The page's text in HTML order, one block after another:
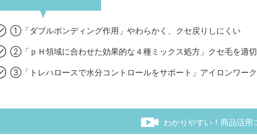
①「ダブルボンディング作用」やわらかく、クセ戻りしにくい
②「ｐＨ領域に合わせた効果的な４種ミックス処方」クセ毛を適
③「トレハロースで水分コントロールをサポート」アイロンワー
わかりやすい！商品活用